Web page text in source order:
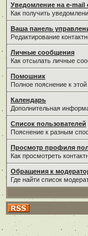
Уведомление на е-
Как получить
Ваша панель
Редактирование
Личные сообщения
Как отсылать личные
Помошник
Полное пояснение к
Календарь
Дополнительная
Список пользователей
Пояснение к разным
Просмотр профиля
Как просмотреть
Обращения к
Где найти список